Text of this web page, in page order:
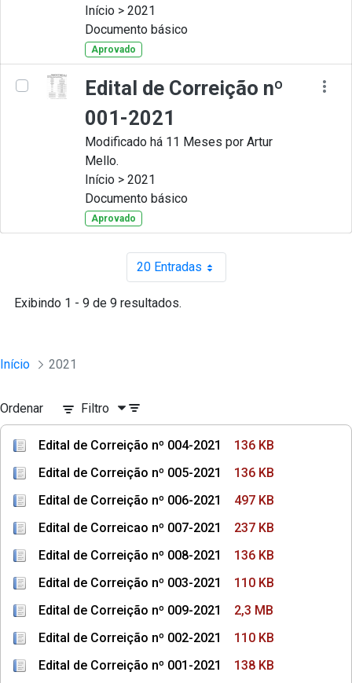
Início > 2021
Documento básico
Aprovado
Edital de Correição nº
001-2021
Modificado há 11 Meses por Artur
Mello.
Início > 2021
Documento básico
Aprovado
20 EntradasPor página
Exibindo 1 - 9 de 9 resultados.
Início 2021
Ordenar Filtro
Edital de Correição nº 004-2021
136 KB
Edital de Correição nº 005-2021
136 KB
Edital de Correição nº 006-2021
497 KB
Edital de Correicao nº 007-2021
237 KB
Edital de Correição nº 008-2021
136 KB
Edital de Correição nº 003-2021
110 KB
Edital de Correição nº 009-2021
2,3 MB
Edital de Correição nº 002-2021
110 KB
Edital de Correição nº 001-2021
138 KB